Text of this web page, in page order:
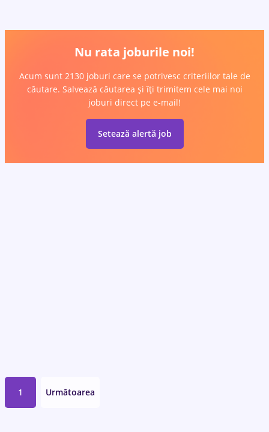
Nu rata joburile noi!
Acum sunt 2130 joburi care se potrivesc criteriilor tale de
căutare. Salvează căutarea și îți trimitem cele mai noi
joburi direct pe e-mail!
Setează alertă job
1 Următoarea